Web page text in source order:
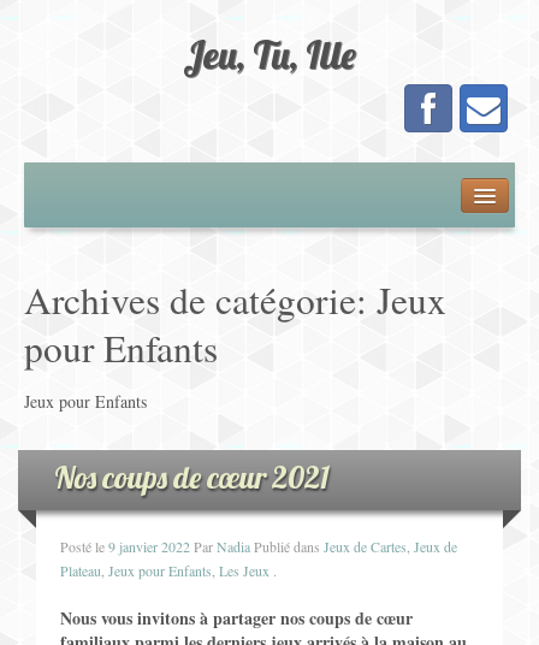
Jeu, Tu, Ille
Les Jeux
Jeux de Plateau
Jeux de Cartes
Jeux pour Enfants
Jeux de Rôle
Archives de catégorie: Jeux
pour Enfants
Jeux pour Enfants
Nos coups de cœur 2021
Posté le9 janvier 2022ParNadiaPublié dans Jeux de Cartes Jeux de
Plateau Jeux pour Enfants Les Jeux
Nous vous invitons à partager nos coups de cœur